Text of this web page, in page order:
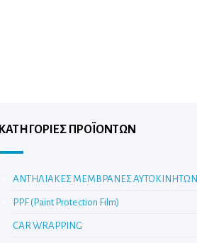
ΚΑΤΗΓΟΡΊΕΣ ΠΡΟΪΌΝΤΩΝ
ΑΝΤΗΛΙΑΚΕΣ ΜΕΜΒΡΑΝΕΣ ΑΥΤΟΚΙΝΗΤΩΝ
PPF (Paint Protection Film)
CAR WRAPPING